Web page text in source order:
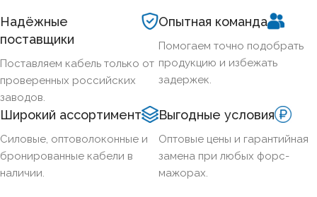
Надёжные
поставщики
Поставляем кабель только от
проверенных российских
заводов.
Опытная команда
Помогаем точно подобрать
продукцию и избежать
задержек.
Широкий ассортимент
Силовые, оптоволоконные и
бронированные кабели в
наличии.
Выгодные условия
Оптовые цены и гарантийная
замена при любых форс-
мажорах.